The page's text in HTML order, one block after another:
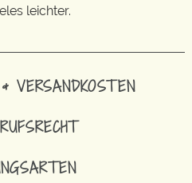
leichter.
VERSANDKOSTEN